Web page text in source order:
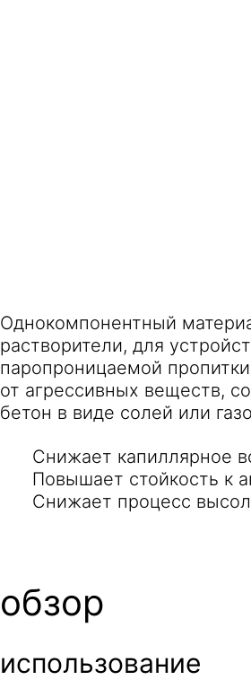
Однокомпонентный
растворители, для
паропроницаемой
от агрессивных веществ,
бетон в виде солей или
Снижает капиллярное
Повышает стойкость к
Снижает процесс
обзор
использование